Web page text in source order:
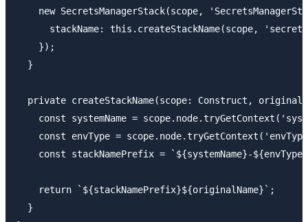
new SecretsManagerStack(scope,
stackName: this.createStackName(scope,
    });
  }
private createStackName(scope: Construct,
const systemName =
const envType =
const stackNamePrefix = `${systemName}-
    return `${stackNamePrefix}${originalName}`;
  }